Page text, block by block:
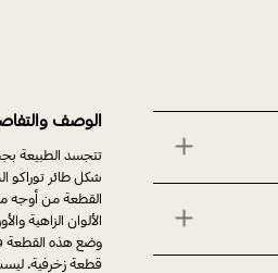
الوصف
تتجسد الطبيعة
شكل طائر توراكو
الألوان الزاهية
وضع هذه القطعة